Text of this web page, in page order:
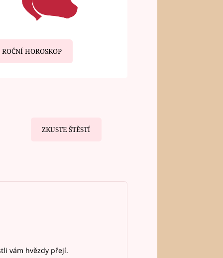
ROČNÍ HOROSKOP
ZKUSTE ŠTĚSTÍ
vám hvězdy přejí.